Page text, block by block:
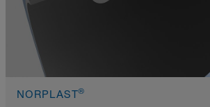
NORPLAST®